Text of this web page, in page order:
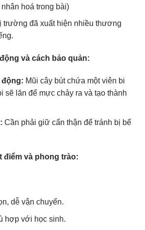
hoá trong bài)
trường đã xuất hiện nhiều thương
và cách bảo quản:
động: Mũi cây bút chứa một viên bi
sẽ lăn để mực chảy ra và tạo thành
Cần phải giữ cẩn thận để tránh bị bể
điểm và phong trào:
dễ vận chuyển.
hợp với học sinh.